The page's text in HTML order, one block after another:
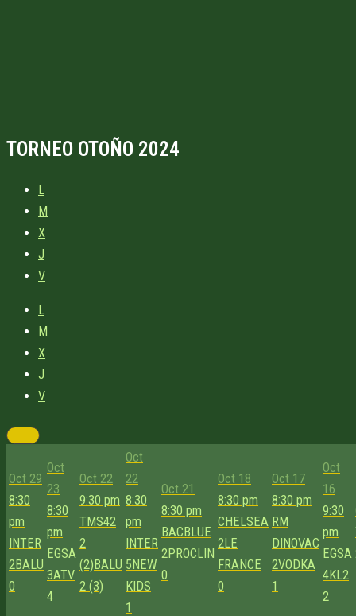
TORNEO OTOÑO 2024
L
M
X
J
V
L
M
X
J
V
Oct 29
8:30
pm
INTER
2BALU
0
Oct
23
8:30
pm
EGSA
3ATV
4
Oct 22
9:30 pm
TMS42
2
(2)BALU
2 (3)
Oct
22
8:30
pm
INTER
5NEW
KIDS
1
Oct 21
8:30 pm
BACBLUE
2PROCLIN
0
Oct 18
8:30 pm
CHELSEA
2LE
FRANCE
0
Oct 17
8:30 pm
RM
DINOVAC
2VODKA
1
Oct
16
9:30
pm
EGSA
4KL2
2